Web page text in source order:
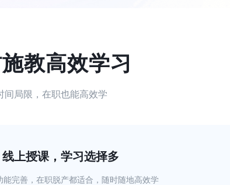
教高效学习
间局限，在职也能高效学
线上授课，学习选择多
能完善，在职脱产都适合，随时随地高效学